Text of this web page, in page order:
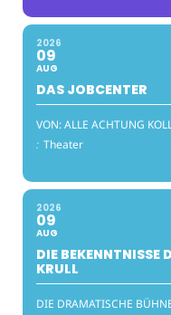
2026
09
AUG
DAS JOBCENTER
VON: ALLE ACHTUNG
: Theater
2026
09
AUG
DIE BEKENNTNISSE
KRULL
DIE DRAMATISCHE